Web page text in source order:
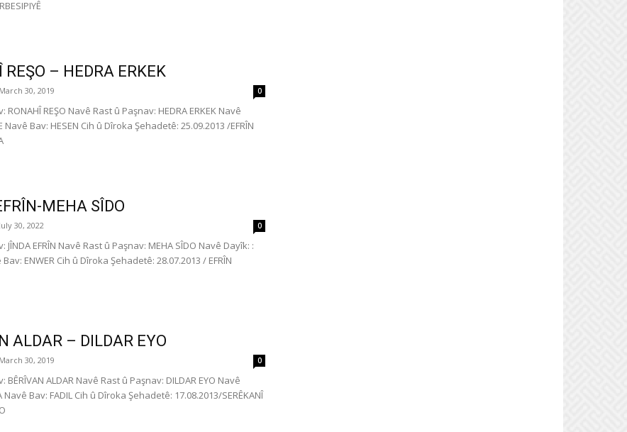
REŞO – HEDRA ERKEK
March 30, 2019 0
RONAHÎ REŞO Navê Rast û Paşnav: HEDRA ERKEK Navê
Navê Bav: HESEN Cih û Dîroka Şehadetê: 25.09.2013 /EFRÎN
DÊWA
MEHA SÎDO
July 30, 2022 0
JÎNDA EFRÎN Navê Rast û Paşnav: MEHA SÎDO Navê Dayîk: :
Bav: ENWER Cih û Dîroka Şehadetê: 28.07.2013 / EFRÎN
ALDAR – DILDAR EYO
March 30, 2019 0
BÊRÎVAN ALDAR Navê Rast û Paşnav: DILDAR EYO Navê
Navê Bav: FADIL Cih û Dîroka Şehadetê: 17.08.2013/SERÊKANÎ